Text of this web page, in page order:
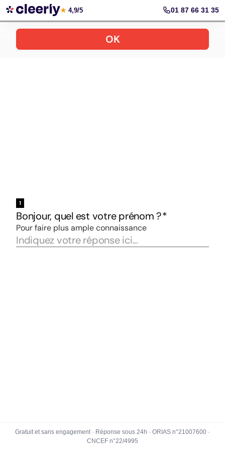
Votre simulation gratuite et personnalisée
★ 4,9/5 01 87 66 31 35
Gratuit et sans engagement · Réponse sous 24h · ORIAS n°21007600 ·
CNCEF n°22/4995